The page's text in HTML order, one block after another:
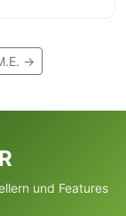
→
und Features